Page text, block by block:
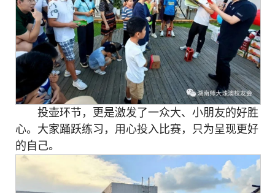
投壶环节，更是激发了一众大、小朋友的好胜
心。大家踊跃练习，用心投入比赛，只为呈现更好
的自己。